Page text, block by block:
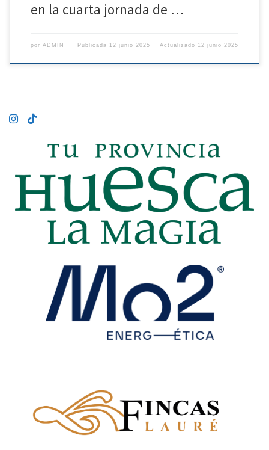
en la cuarta jornada de …
por ADMIN Publicada 12 junio 2025 Actualizado 12 junio 2025